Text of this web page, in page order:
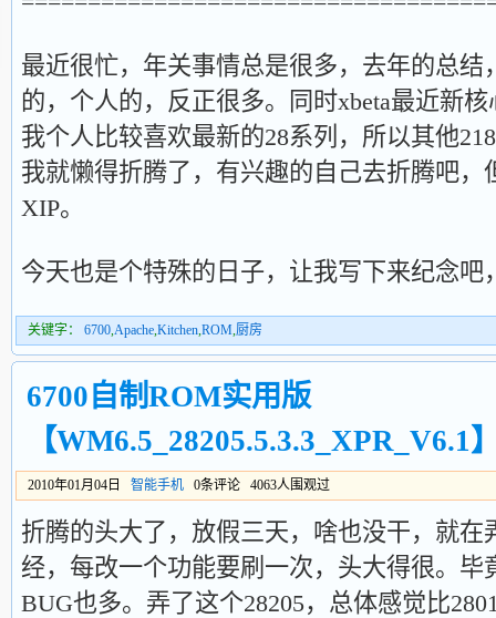
最近很忙，年关事情总是很多，去年的总结
的，个人的，反正很多。同时xbeta最近新
我个人比较喜欢最新的28系列，所以其他
我就懒得折腾了，有兴趣的自己去折腾吧，
XIP。
今天也是个特殊的日子，让我写下来纪念吧
关键字： 6700,Apache,Kitchen,ROM,厨房
6700自制ROM实用版
【WM6.5_28205.5.3.3_XPR_V6.1
2010年01月04日 智能手机 0条评论 4063人围观过
折腾的头大了，放假三天，啥也没干，就在
经，每改一个功能要刷一次，头大得很。毕
BUG也多。弄了这个28205，总体感觉比